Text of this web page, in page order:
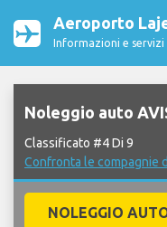
Aeroporto
Informazioni e
Noleggio auto
Classificato #4 Di 9
Confronta le compagnie
NOLEGGIO